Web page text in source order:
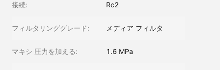
接続: Rc2
フィルタリンググレード: メディア フィルタ
マキシ 圧力を加える: 1.6 MPa